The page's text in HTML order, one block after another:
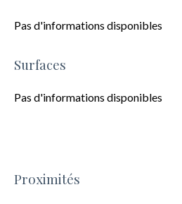
Pas d'informations disponibles
Surfaces
Pas d'informations disponibles
Proximités